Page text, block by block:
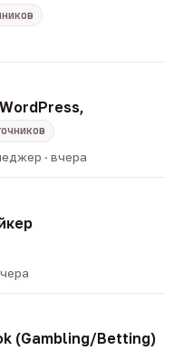
· вчера
(Gambling/Betting)